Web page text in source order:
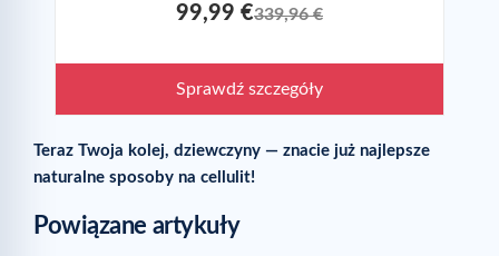
99,99 €339,96 €
Sprawdź szczegóły
Teraz Twoja kolej, dziewczyny — znacie już najlepsze
naturalne sposoby na cellulit!
Powiązane artykuły